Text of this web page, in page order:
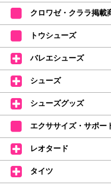
ます。
カード決済をされたお客様は
【ミルバ×たけいみき】オリ
レッスンのお供にはもちろん
バオリジナルタオルです。
たけいみきさんが描く「夢か
なりました。
デラロミラノ2026コレクシ
↑ご購入頂いたお客様に、デラ
中。
(お一人様1本限りになります)
価格改定のお知らせ
2026年4月1日よりシューズ全
クロワゼ・クララ掲載
トウシューズ
バレエシューズ
シューズ
シューズグッズ
エクササイズ・サポー
レオタード
タイツ